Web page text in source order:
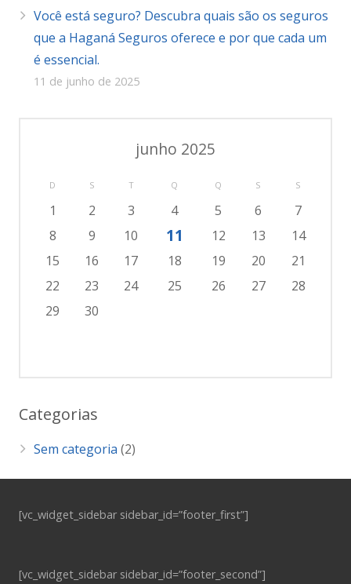
Você está seguro? Descubra quais são os seguros
que a Haganá Seguros oferece e por que cada um
é essencial.
11 de junho de 2025
junho 2025
D S T Q Q S S
1 2 3 4 5 6
7
8
9 10 11 12 13
14
15
16 17 18 19 20
21
22
23 24 25 26 27
28
29
30
Categorias
Sem categoria (2)
[vc_widget_sidebar sidebar_id=”footer_first”]
[vc_widget_sidebar sidebar_id=”footer_second”]